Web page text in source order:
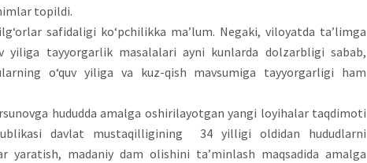
topildi.
safidaligi ko‘pchilikka ma’lum. Negaki, viloyatda ta’limga
yiliga tayyorgarlik masalalari ayni kunlarda dolzarbligi sabab,
o‘quv yiliga va kuz-qish mavsumiga tayyorgarligi ham
hududda amalga oshirilayotgan yangi loyihalar taqdimoti
davlat mustaqilligining 34 yilligi oldidan hududlarni
yaratish, madaniy dam olishini ta’minlash maqsadida amalga